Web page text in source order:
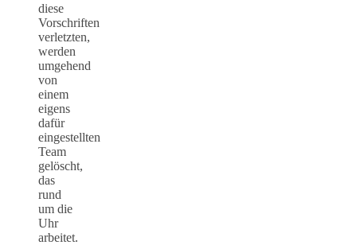
diese
Vorschriften
verletzten,
werden
umgehend
von
einem
eigens
dafür
eingestellten
Team
gelöscht,
das
rund
um die
Uhr
arbeitet.